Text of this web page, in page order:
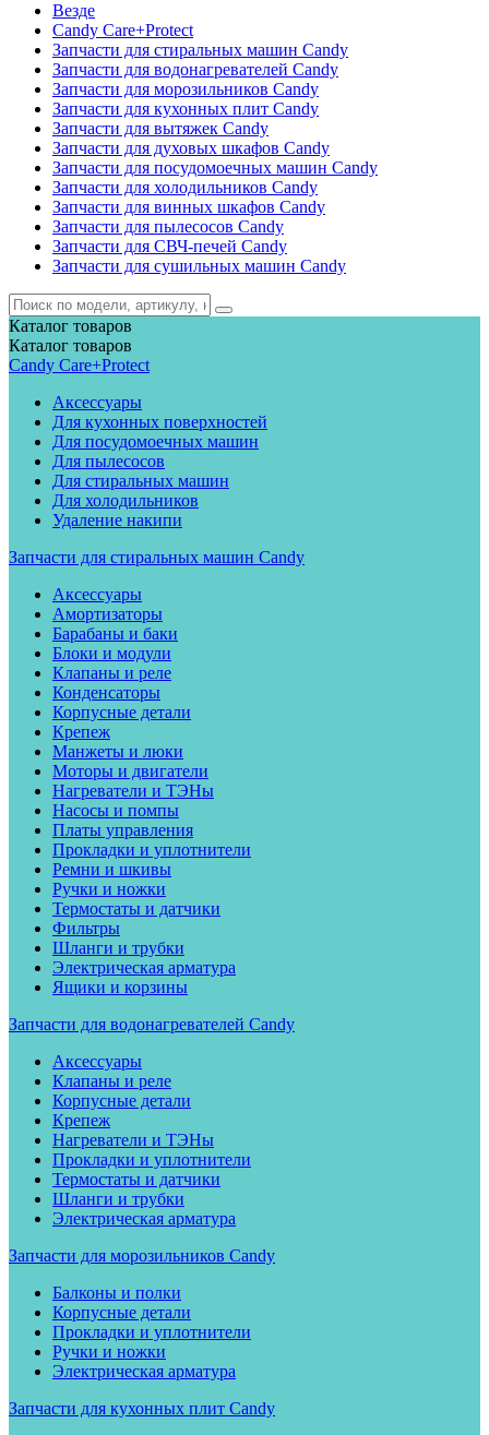
Везде
Candy Care+Protect
Запчасти для стиральных машин Candy
Запчасти для водонагревателей Candy
Запчасти для морозильников Candy
Запчасти для кухонных плит Candy
Запчасти для вытяжек Candy
Запчасти для духовых шкафов Candy
Запчасти для посудомоечных машин Candy
Запчасти для холодильников Candy
Запчасти для винных шкафов Candy
Запчасти для пылесосов Candy
Запчасти для СВЧ-печей Candy
Запчасти для сушильных машин Candy
Каталог товаров
Каталог товаров
Candy Care+Protect
Аксессуары
Для кухонных поверхностей
Для посудомоечных машин
Для пылесосов
Для стиральных машин
Для холодильников
Удаление накипи
Запчасти для стиральных машин Candy
Аксессуары
Амортизаторы
Барабаны и баки
Блоки и модули
Клапаны и реле
Конденсаторы
Корпусные детали
Крепеж
Манжеты и люки
Моторы и двигатели
Нагреватели и ТЭНы
Насосы и помпы
Платы управления
Прокладки и уплотнители
Ремни и шкивы
Ручки и ножки
Термостаты и датчики
Фильтры
Шланги и трубки
Электрическая арматура
Ящики и корзины
Запчасти для водонагревателей Candy
Аксессуары
Клапаны и реле
Корпусные детали
Крепеж
Нагреватели и ТЭНы
Прокладки и уплотнители
Термостаты и датчики
Шланги и трубки
Электрическая арматура
Запчасти для морозильников Candy
Балконы и полки
Корпусные детали
Прокладки и уплотнители
Ручки и ножки
Электрическая арматура
Запчасти для кухонных плит Candy